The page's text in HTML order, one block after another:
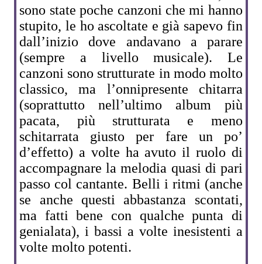
sono state poche canzoni che mi hanno
stupito, le ho ascoltate e già sapevo fin
dall’inizio dove andavano a parare
(sempre a livello musicale). Le
canzoni sono strutturate in modo molto
classico, ma l’onnipresente chitarra
(soprattutto nell’ultimo album più
pacata, più strutturata e meno
schitarrata giusto per fare un po’
d’effetto) a volte ha avuto il ruolo di
accompagnare la melodia quasi di pari
passo col cantante. Belli i ritmi (anche
se anche questi abbastanza scontati,
ma fatti bene con qualche punta di
genialata), i bassi a volte inesistenti a
volte molto potenti.